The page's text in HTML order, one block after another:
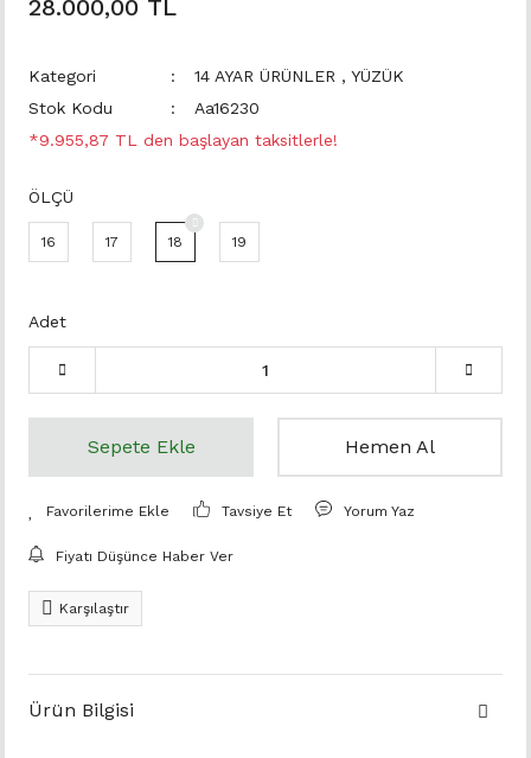
28.000,00 TL
Kategori 14 AYAR ÜRÜNLER , YÜZÜK
Stok Kodu
Aa16230
*9.955,87 TL den başlayan taksitlerle!
ÖLÇÜ
16 17 18 19
Adet
Sepete Ekle Hemen Al
Tavsiye Et Yorum Yaz
Fiyatı Düşünce Haber Ver
Karşılaştır
Ürün Bilgisi